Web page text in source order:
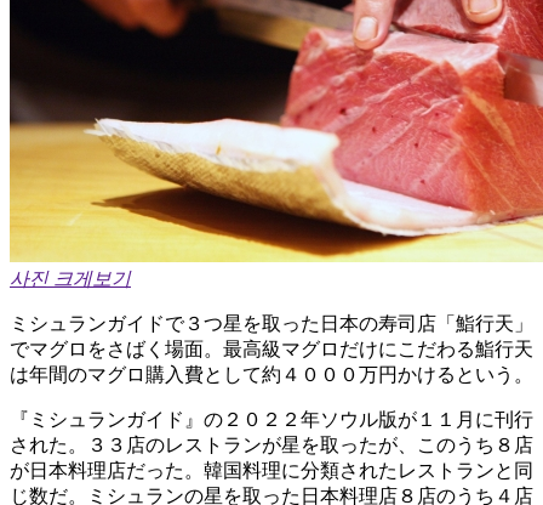
사진 크게보기
ミシュランガイドで３つ星を取った日本の寿司店「鮨行天」
でマグロをさばく場面。最高級マグロだけにこだわる鮨行天
は年間のマグロ購入費として約４０００万円かけるという。
『ミシュランガイド』の２０２２年ソウル版が１１月に刊行
された。３３店のレストランが星を取ったが、このうち８店
が日本料理店だった。韓国料理に分類されたレストランと同
じ数だ。ミシュランの星を取った日本料理店８店のうち４店